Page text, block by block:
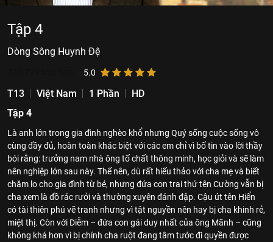
Tập 4
Dòng Sông Huynh Đệ
5.0
T13 Việt Nam 1 Phần
HD
Tập 4
Là anh lớn trong gia đình nghèo khổ nhưng Quý sống cuộc sống vô
cùng đầy đủ, hoàn toàn khác biệt với các em chỉ vì bố tin vào lời thầy
bói rằng: trưởng nam nhà ông tố chất thông minh, học giỏi và sẽ làm
nên nghiệp lớn sau này. Thế nên, dù rất hiếu thảo với cha mẹ và biết
chăm lo cho gia đình từ bé, nhưng đứa con trai thứ tên Cường vẫn bị
cha xem là đồ rác rưởi và thường xuyên đánh đập. Cậu út tên Hiển
có tài thiên phú vẽ tranh nhưng vì tật nguyền nên hay bị cha khinh rẻ,
miệt thị. Còn với Diễm – đứa con gái duy nhất của ông Mãnh – cũng
không khá hơn vì bị chính cha ruột đang tâm tước đi quyền được